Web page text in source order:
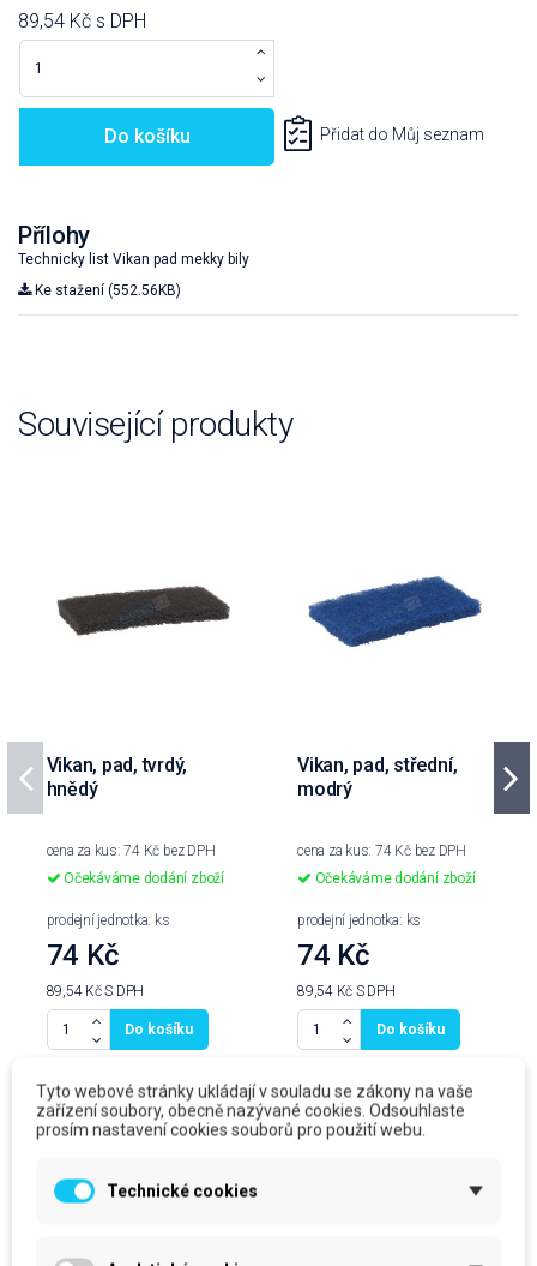
89,54 Kč s DPH
Do košíku Přidat do Můj seznam
Přílohy
Technicky list Vikan pad mekky bily
Ke stažení (552.56KB)
Související produkty
Vikan, pad, tvrdý,
hnědý
cena za kus: 74 Kč bez DPH
Očekáváme dodání zboží
prodejní jednotka: ks
74 Kč
89,54 KčS DPH
Do košíku
Vikan, pad, střední,
modrý
cena za kus: 74 Kč bez DPH
Očekáváme dodání zboží
prodejní jednotka: ks
74 Kč
89,54 Kč S DPH
Do košíku
Produkty ve stejné kategorii
Tyto webové stránky ukládají v souladu se zákony na vaše
zařízení soubory, obecně nazývané cookies. Odsouhlaste
prosím nastavení cookies souborů pro použití webu.
Technické cookies